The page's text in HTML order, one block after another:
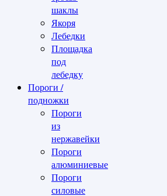
шаклы
Якоря
Лебедки
Площадка
под
лебедку
Пороги /
подножки
Пороги
из
нержавейки
Пороги
алюминиевые
Пороги
силовые